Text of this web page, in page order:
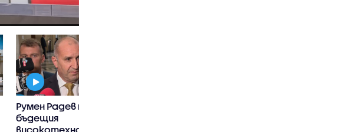
Румен Радев посети
бъдещия
високотехнологичен